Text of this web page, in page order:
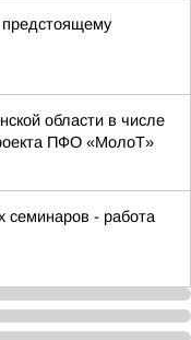
предстоящему
области в числе
ПФО «МолоТ»
семинаров - работа